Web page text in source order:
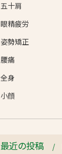
五十肩
眼精疲労
姿勢矯正
腰痛
全身
小顔
最近の投稿